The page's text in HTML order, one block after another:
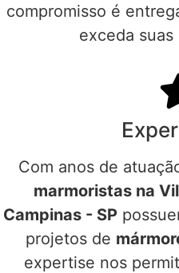
compromisso é
exceda
Com anos de
marmoristas na
Campinas - SP
projetos de
expertise nos